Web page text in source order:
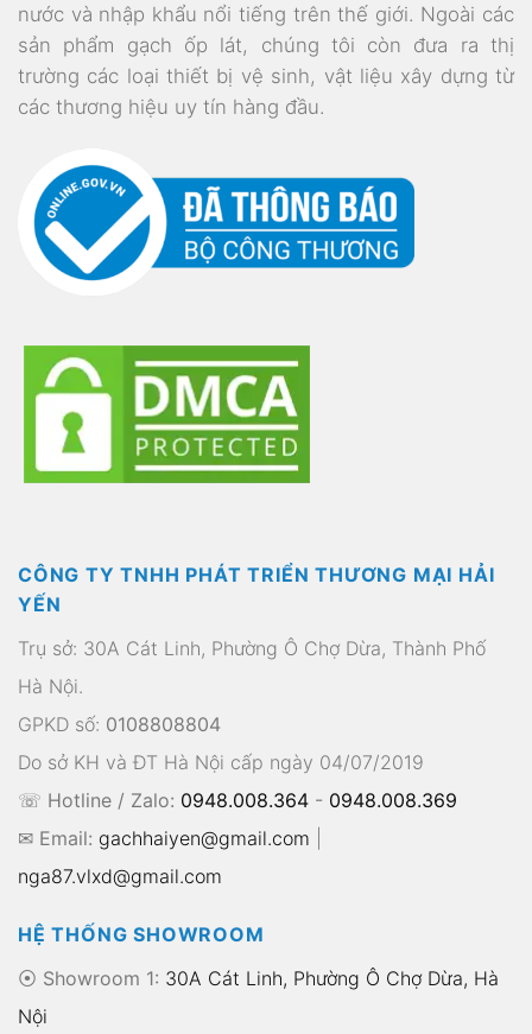
nước và nhập khẩu nổi tiếng trên thế giới. Ngoài các
sản phẩm gạch ốp lát, chúng tôi còn đưa ra thị
trường các loại thiết bị vệ sinh, vật liệu xây dựng từ
các thương hiệu uy tín hàng đầu.
CÔNG TY TNHH PHÁT TRIỂN THƯƠNG MẠI HẢI
YẾN
Trụ sở: 30A Cát Linh, Phường Ô Chợ Dừa, Thành Phố
Hà Nội.
GPKD số: 0108808804
Do sở KH và ĐT Hà Nội cấp ngày 04/07/2019
☏ Hotline / Zalo: 0948.008.364 - 0948.008.369
✉ Email: gachhaiyen@gmail.com
nga87.vlxd@gmail.com
HỆ THỐNG SHOWROOM
⦿ Showroom 1: 30A Cát Linh, Phường Ô Chợ Dừa, Hà
Nội